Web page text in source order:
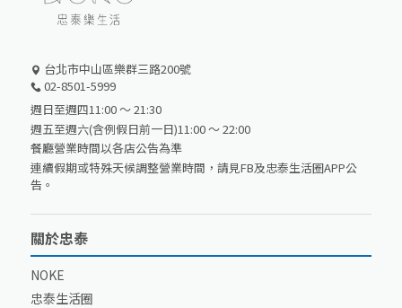
台北市中山區樂群三路200號
02-8501-5999
週日至週四11:00 ～ 21:30
週五至週六(含例假日前一日)11:00 ～ 22:00
餐廳營業時間以各店公告為準
連續假期或特殊天候調整營業時間，請見FB及忠泰生活圈APP公
告。
關於忠泰
NOKE
忠泰生活圈